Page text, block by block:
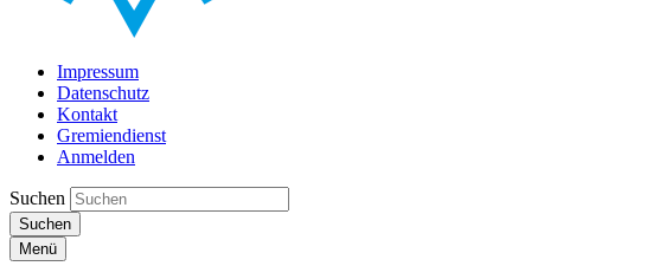
Impressum
Datenschutz
Kontakt
Gremiendienst
Anmelden
Suchen
Suchen
Menü